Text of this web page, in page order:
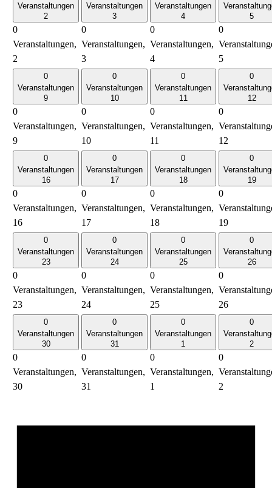
Veranstaltungen
2
0
Veranstaltungen,
2
Veranstaltungen
3
0
Veranstaltungen,
3
Veranstaltungen
4
0
Veranstaltungen,
4
5
0
5
0
Veranstaltungen
9
0
Veranstaltungen,
9
0
Veranstaltungen
10
0
Veranstaltungen,
10
0
Veranstaltungen
11
0
Veranstaltungen,
11
0
12
0
12
0
Veranstaltungen
16
0
Veranstaltungen,
16
0
Veranstaltungen
17
0
Veranstaltungen,
17
0
Veranstaltungen
18
0
Veranstaltungen,
18
0
19
0
19
0
Veranstaltungen
23
0
Veranstaltungen,
23
0
Veranstaltungen
24
0
Veranstaltungen,
24
0
Veranstaltungen
25
0
Veranstaltungen,
25
0
26
0
26
0
Veranstaltungen
30
0
Veranstaltungen,
30
0
Veranstaltungen
31
0
Veranstaltungen,
31
0
Veranstaltungen
1
0
Veranstaltungen,
1
0
2
0
2